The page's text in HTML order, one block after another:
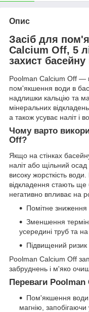
Опис
Засіб для
Calcium Off, 5
захист басейну
Poolman Calcium Off —
пом'якшення води в
надлишки кальцію та
мінеральних
а також усуває наліт і
Чому варто
Off?
Якщо на стінках
наліт або щільний
високу жорсткість води.
відкладення стають
негативно впливає на
Помітне зниження
Зменшення
усередині труб та
Підвищений
Poolman Calcium Off
забруднень і м'яко
Переваги
Пом'якшення
магнію,